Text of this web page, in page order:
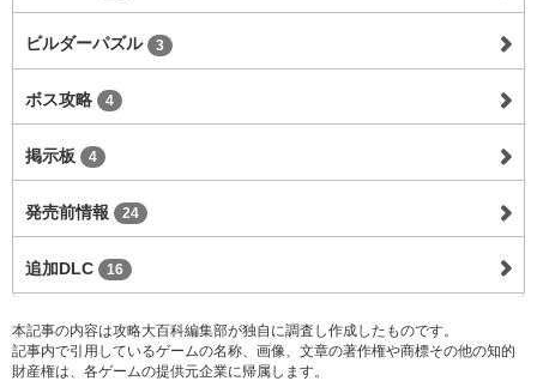
ビルダーパズル 3
ボス攻略 4
掲示板 4
発売前情報 24
追加DLC 16
本記事の内容は攻略大百科編集部が独自に調査し作成したものです。
記事内で引用しているゲームの名称、画像、文章の著作権や商標その他の知的
財産権は、各ゲームの提供元企業に帰属します。